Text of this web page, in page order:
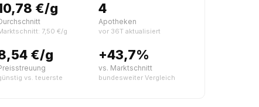
€/g
7,50 €/g
4
Apotheken
vor 36T aktualisiert
€/g
vs. teuerste
+43,7%
vs. Marktschnitt
bundesweiter Vergleich